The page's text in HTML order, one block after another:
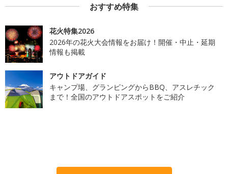
おすすめ特集
花火特集2026
2026年の花火大会情報をお届け！開催・中止・延期
情報も掲載
アウトドアガイド
キャンプ場、グランピングからBBQ、アスレチック
まで！全国のアウトドアスポットをご紹介